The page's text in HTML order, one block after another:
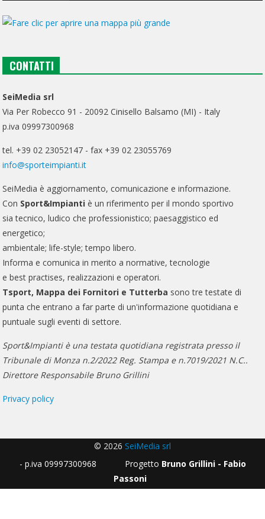
CONTATTI
SeiMedia srl
Via Per Robecco 91 - 20092 Cinisello Balsamo (MI) - Italy
p.iva 09997300968
tel. +39 02 23052147 - fax +39 02 23055769
info@sporteimpianti.it
SeiMedia è aggiornamento, comunicazione e informazione.
Con Sport&Impianti è un riferimento per il mondo sportivo
sia tecnico, ludico che professionistico; paesaggistico ed
energetico;
ambientale; life-style; tempo libero.
Informa e comunica in merito a normative, tecnologie
e best practises, realizzazioni e operatori.
Tsport, Mappa dei Fornitori e Tutterba sono tre testate di
punta che entrano a far parte di un'informazione quotidiana e
puntuale sugli eventi di settore.
Sport&Impianti è una testata quotidiana registrata presso il
Tribunale di Monza n.2/2022 Reg. Stampa e n.7019/2021 N.C..
Direttore Responsabile Bruno Grillini
Privacy policy
© 2026 SeiMedia srl
- p.iva 09997300968 Progetto Bruno Grillini - Fabio
Passoni